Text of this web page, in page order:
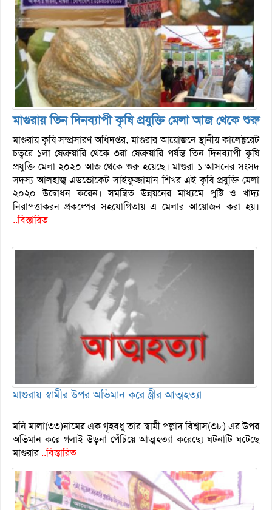
মাগুরায় তিন দিনব্যাপী কৃষি প্রযুক্তি মেলা আজ থেকে শুরু
মাগুরায় কৃষি সম্প্রসারণ অধিদপ্তর, মাগুরার আয়োজনে স্থানীয় কালেক্টরেট
চত্বরে ১লা ফেব্রুয়ারি থেকে ৩রা ফেব্রুয়ারি পর্যন্ত তিন দিনব্যাপী কৃষি
প্রযুক্তি মেলা ২০২০ আজ থেকে শুরু হয়েছে। মাগুরা ১ আসনের সংসদ
সদস্য আলহাজ্ব এডভোকেট সাইফুজ্জামান শিখর এই কৃষি প্রযুক্তি মেলা
২০২০ উদ্বোধন করেন। সমন্বিত উন্নয়নের মাধ্যমে পুষ্টি ও খাদ্য
নিরাপত্তাকরন প্রকল্পের সহযোগিতায় এ মেলার আয়োজন করা হয়।
..বিস্তারিত
মাগুরায় স্বামীর উপর অভিমান করে স্ত্রীর আত্মহত্যা
মনি মালা(৩৩)নামের এক গৃহবধু তার স্বামী পল্লাদ বিশ্বাস(৩৮) এর উপর
অভিমান করে গলাই উড়না পেঁচিয়ে আত্মহত্যা করেছে৷ ঘটনাটি ঘটেছে
মাগুরার..বিস্তারিত